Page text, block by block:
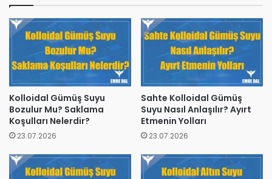
Kolloidal Gümüş Suyu
Bozulur Mu? Saklama
Koşulları Nelerdir?
23.07.2026
Sahte Kolloidal Gümüş
Suyu Nasıl Anlaşılır? Ayırt
Etmenin Yolları
23.07.2026